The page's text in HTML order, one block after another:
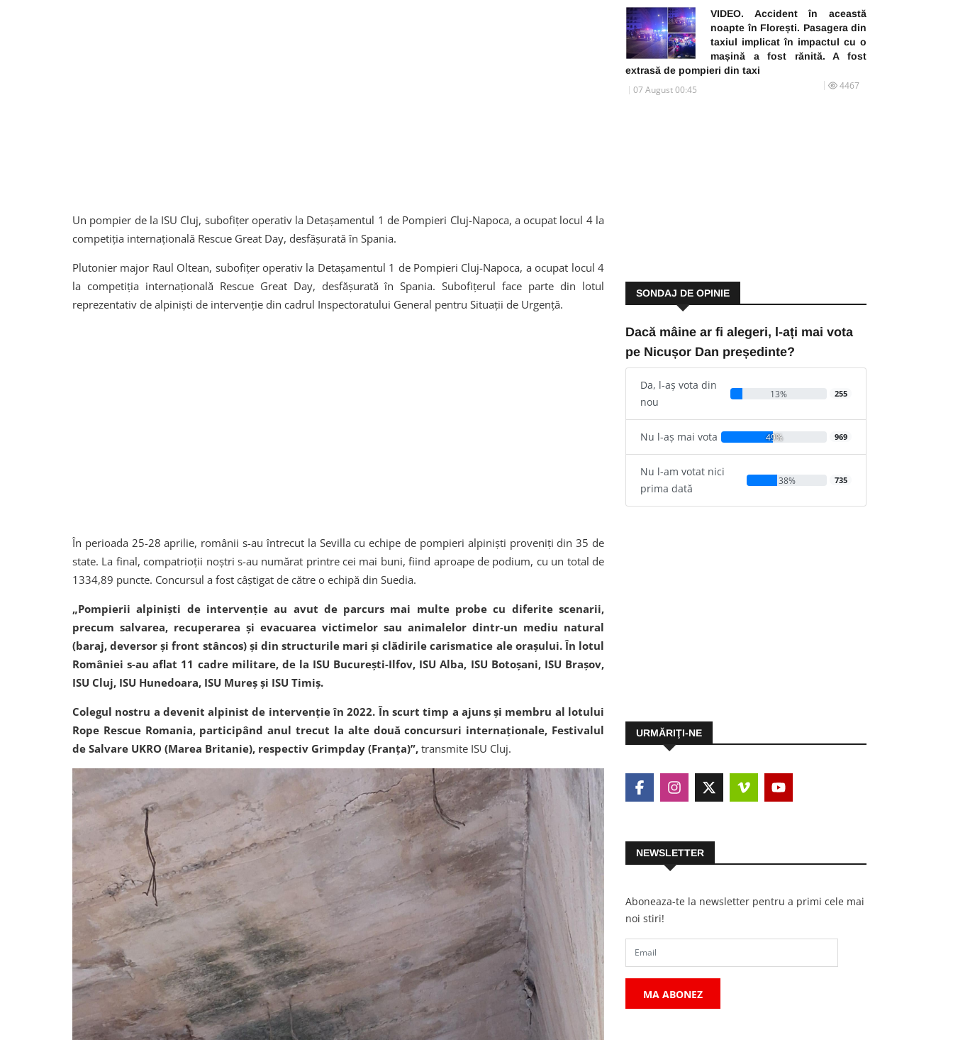
Un pompier de la ISU Cluj, subofițer operativ la Detașamentul 1 de Pompieri Cluj-Napoca, a ocupat locul 4 la
competiția internațională Rescue Great Day, desfășurată în Spania.
Plutonier major Raul Oltean, subofițer operativ la Detașamentul 1 de Pompieri Cluj-Napoca, a ocupat locul 4
la competiția internațională Rescue Great Day, desfășurată în Spania. Subofițerul face parte din lotul
reprezentativ de alpiniști de intervenție din cadrul Inspectoratului General pentru Situații de Urgență.
În perioada 25-28 aprilie, românii s-au întrecut la Sevilla cu echipe de pompieri alpiniști proveniți din 35 de
state. La final, compatrioții noștri s-au numărat printre cei mai buni, fiind aproape de podium, cu un total de
1334,89 puncte. Concursul a fost câștigat de către o echipă din Suedia.
„Pompierii alpiniști de intervenție au avut de parcurs mai multe probe cu diferite scenarii,
precum salvarea, recuperarea și evacuarea victimelor sau animalelor dintr-un mediu natural
(baraj, deversor și front stâncos) și din structurile mari și clădirile carismatice ale orașului. În lotul
României s-au aflat 11 cadre militare, de la ISU București-Ilfov, ISU Alba, ISU Botoșani, ISU Brașov,
ISU Cluj, ISU Hunedoara, ISU Mureș și ISU Timiș.
Colegul nostru a devenit alpinist de intervenție în 2022. În scurt timp a ajuns și membru al lotului
Rope Rescue Romania, participând anul trecut la alte două concursuri internaționale, Festivalul
de Salvare UKRO (Marea Britanie), respectiv Grimpday (Franța)”, transmite ISU Cluj.
VIDEO. Accident în această
noapte în Florești. Pasagera din
taxiul implicat în impactul cu o
mașină a fost rănită. A fost
extrasă de pompieri din taxi
07 August 00:45 4467
SONDAJ DE OPINIE
Dacă mâine ar fi alegeri, l-ați mai vota
pe Nicușor Dan președinte?
Da, l-aș vota din
nou
13% 255
Nu l-aș mai vota 49% 969
Nu l-am votat nici
prima dată
38% 735
URMĂRIŢI-NE
NEWSLETTER
Aboneaza-te la newsletter pentru a primi cele mai
noi stiri!
MA ABONEZ